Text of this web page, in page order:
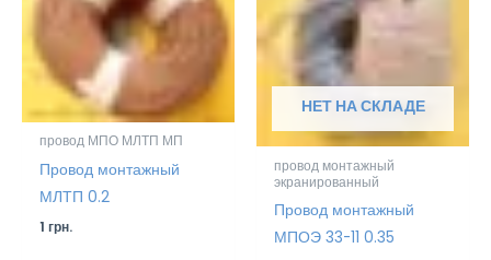
провод МПО МЛТП МП
Провод монтажный
МЛТП 0.2
1грн.
НЕТ НА СКЛАДЕ
провод монтажный
экранированный
Провод монтажный
МПОЭ 33-11 0.35